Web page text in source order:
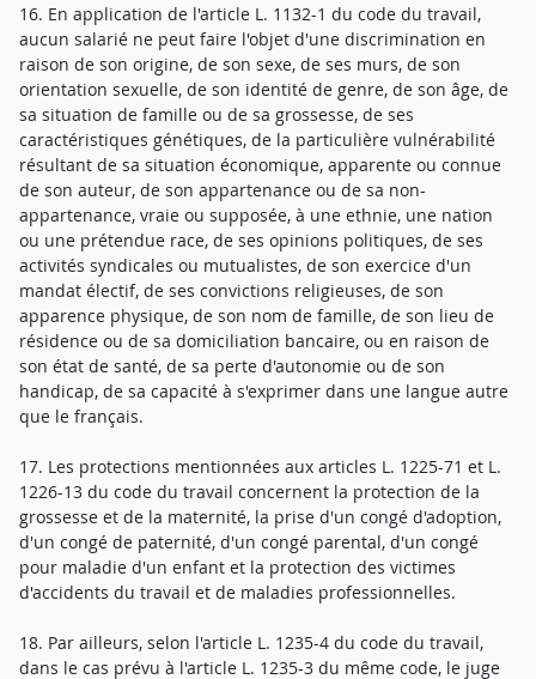
16. En application de l'article L. 1132-1 du code du travail,
aucun salarié ne peut faire l'objet d'une discrimination en
raison de son origine, de son sexe, de ses murs, de son
orientation sexuelle, de son identité de genre, de son âge, de
sa situation de famille ou de sa grossesse, de ses
caractéristiques génétiques, de la particulière vulnérabilité
résultant de sa situation économique, apparente ou connue
de son auteur, de son appartenance ou de sa non-
appartenance, vraie ou supposée, à une ethnie, une nation
ou une prétendue race, de ses opinions politiques, de ses
activités syndicales ou mutualistes, de son exercice d'un
mandat électif, de ses convictions religieuses, de son
apparence physique, de son nom de famille, de son lieu de
résidence ou de sa domiciliation bancaire, ou en raison de
son état de santé, de sa perte d'autonomie ou de son
handicap, de sa capacité à s'exprimer dans une langue autre
que le français.
17. Les protections mentionnées aux articles L. 1225-71 et L.
1226-13 du code du travail concernent la protection de la
grossesse et de la maternité, la prise d'un congé d'adoption,
d'un congé de paternité, d'un congé parental, d'un congé
pour maladie d'un enfant et la protection des victimes
d'accidents du travail et de maladies professionnelles.
18. Par ailleurs, selon l'article L. 1235-4 du code du travail,
dans le cas prévu à l'article L. 1235-3 du même code, le juge